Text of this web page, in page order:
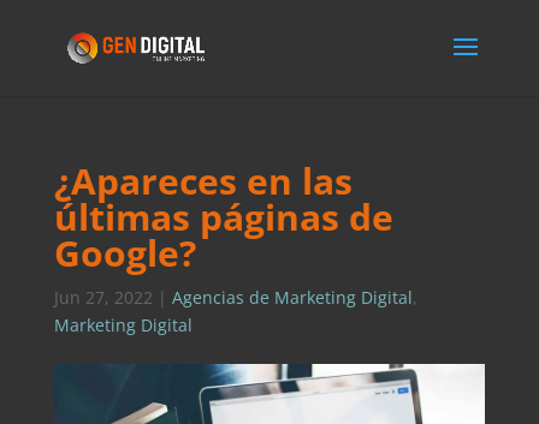
¿Apareces en las
últimas páginas de
Google?
Jun 27, 2022 | Agencias de Marketing Digital,
Marketing Digital